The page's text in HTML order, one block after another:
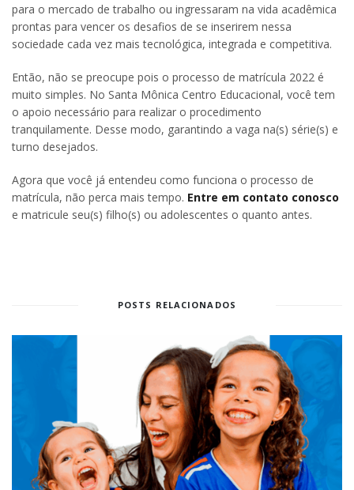
para o mercado de trabalho ou ingressaram na vida acadêmica
prontas para vencer os desafios de se inserirem nessa
sociedade cada vez mais tecnológica, integrada e competitiva.
Então, não se preocupe pois o processo de matrícula 2022 é
muito simples. No Santa Mônica Centro Educacional, você tem
o apoio necessário para realizar o procedimento
tranquilamente. Desse modo, garantindo a vaga na(s) série(s) e
turno desejados.
Agora que você já entendeu como funciona o processo de
matrícula, não perca mais tempo. Entre em contato conosco
e matricule seu(s) filho(s) ou adolescentes o quanto antes.
POSTS RELACIONADOS